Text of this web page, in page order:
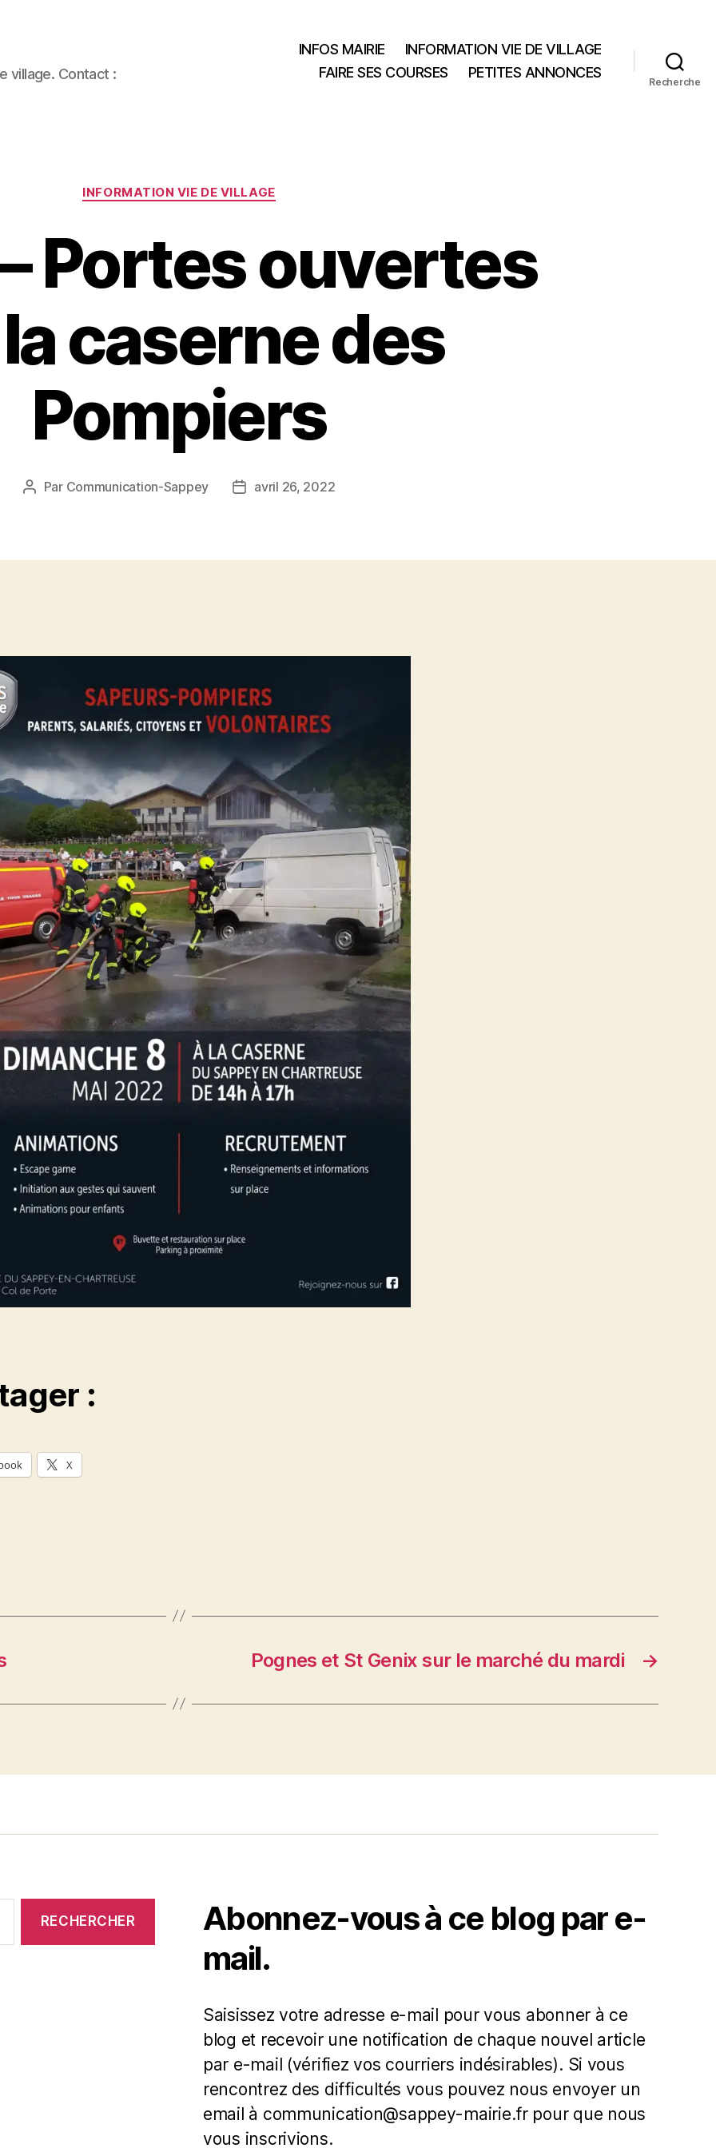
village. Contact :
INFOS MAIRIE
INFORMATION VIE DE VILLAGE
FAIRE SES COURSES
PETITES ANNONCES
Recherche
Catégories
INFORMATION VIE DE VILLAGE
Portes ouvertes
caserne des
Pompiers
Auteur
Par Communication-Sappey
Dateavril 26, 2022
:
X
→
Pognes et St Genix sur le marché du mardi
Abonnez-vous à ce blog par e-
mail.
Saisissez votre adresse e-mail pour vous abonner à ce
blog et recevoir une notification de chaque nouvel article
par e-mail (vérifiez vos courriers indésirables). Si vous
rencontrez des difficultés vous pouvez nous envoyer un
email à communication@sappey-mairie.fr pour que nous
vous inscrivions.